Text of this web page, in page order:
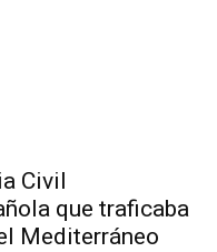
Civil
que traficaba
Mediterráneo